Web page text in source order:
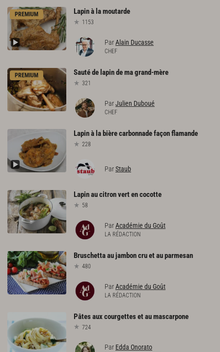
PREMIUM Lapinà lamoutarde
1153
ParAlain Ducasse
CHEF
PREMIUM Sautéde lapindemagrand-mère
321
ParJulien Duboué
CHEF
Lapinà la bièrecarbonnadefaçonflamande
228
ParStaub
Lapinaucitronvertencocotte
58
ParAcadémie du Goût
LA RÉDACTION
Bruschettaaujamboncruetauparmesan
480
ParAcadémie du Goût
LA RÉDACTION
Pâtesauxcourgettesetaumascarpone
724
Par Edda Onorato